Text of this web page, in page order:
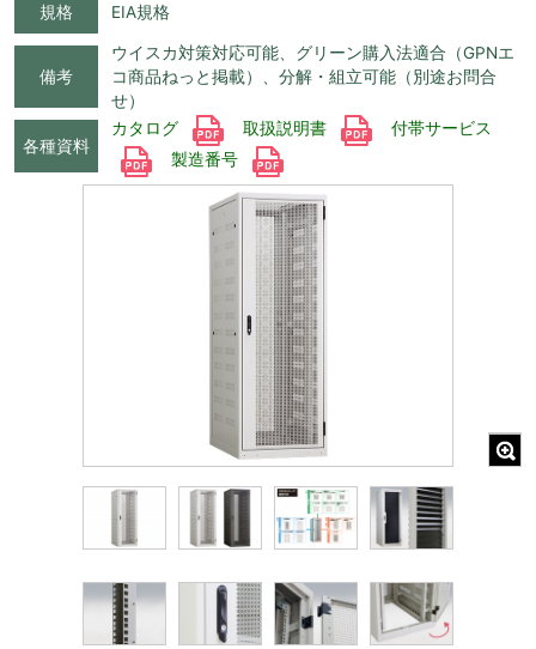
規格 EIA規格
備考
ウイスカ対策対応可能、グリーン購入法適合（GPNエ
コ商品ねっと掲載）、分解・組立可能（別途お問合
せ）
各種資料
カタログ 取扱説明書
付帯サービス
製造番号